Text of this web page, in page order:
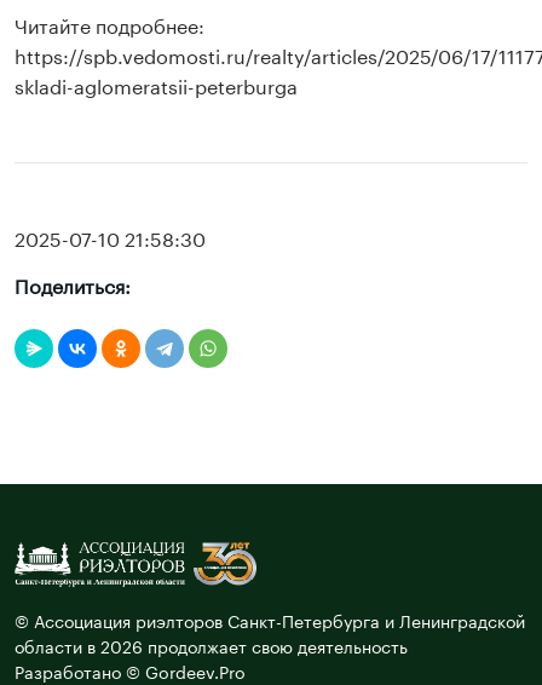
Читайте подробнее:
https://spb.vedomosti.ru/realty/articles/2025/06/17/
skladi-aglomeratsii-peterburga
2025-07-10 21:58:30
Поделиться:
© Ассоциация риэлторов Санкт-Петербурга и Ленинградской
области в 2026 продолжает свою деятельность
Разработано © Gordeev.Pro